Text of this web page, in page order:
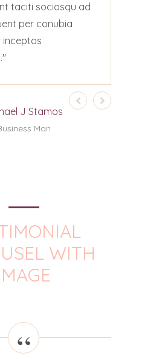
taciti sociosqu ad
per conubia
inceptos
J Stamos
Man
WITH